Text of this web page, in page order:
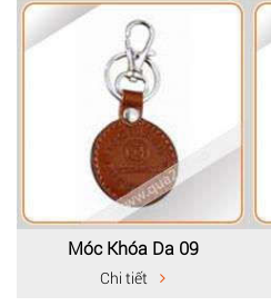
Móc Khóa Da 09
Chi tiết